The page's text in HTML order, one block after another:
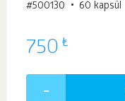
#500130 60 kapsül
750 ₺